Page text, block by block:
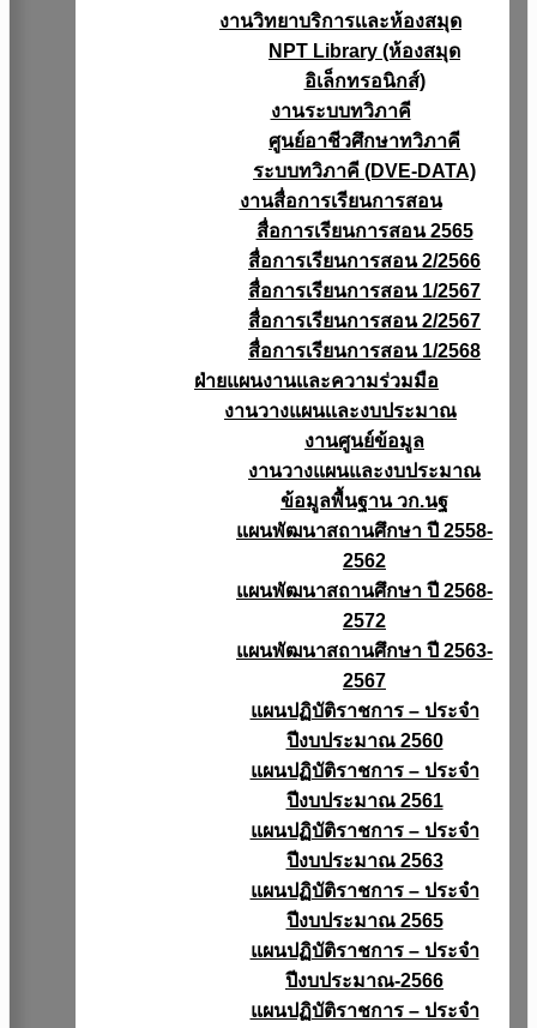
งานวิทยาบริการเเละห้องสมุด
NPT Library (ห้องสมุด
อิเล็กทรอนิกส์)
งานระบบทวิภาคี
ศูนย์อาชีวศึกษาทวิภาคี
ระบบทวิภาคี (DVE-DATA)
งานสื่อการเรียนการสอน
สื่อการเรียนการสอน 2565
สื่อการเรียนการสอน 2/2566
สื่อการเรียนการสอน 1/2567
สื่อการเรียนการสอน 2/2567
สื่อการเรียนการสอน 1/2568
ฝ่ายแผนงานเเละความร่วมมือ
งานวางแผนเเละงบประมาณ
งานศูนย์ข้อมูล
งานวางแผนและงบประมาณ
ข้อมูลพื้นฐาน วก.นฐ
แผนพัฒนาสถานศึกษา ปี 2558-
2562
แผนพัฒนาสถานศึกษา ปี 2568-
2572
แผนพัฒนาสถานศึกษา ปี 2563-
2567
แผนปฏิบัติราชการ – ประจำ
ปีงบประมาณ 2560
แผนปฏิบัติราชการ – ประจำ
ปีงบประมาณ 2561
แผนปฏิบัติราชการ – ประจำ
ปีงบประมาณ 2563
แผนปฏิบัติราชการ – ประจำ
ปีงบประมาณ 2565
แผนปฏิบัติราชการ – ประจำ
ปีงบประมาณ-2566
แผนปฏิบัติราชการ – ประจำ